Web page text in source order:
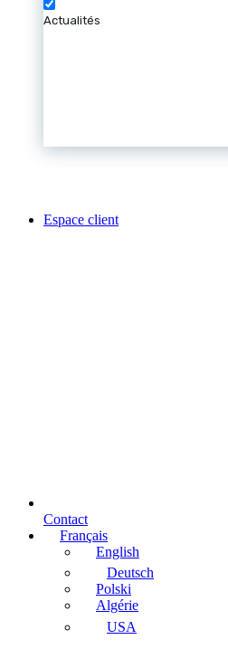
Actualités
Espace client
Contact
Français
English
Deutsch
Polski
Algérie
USA